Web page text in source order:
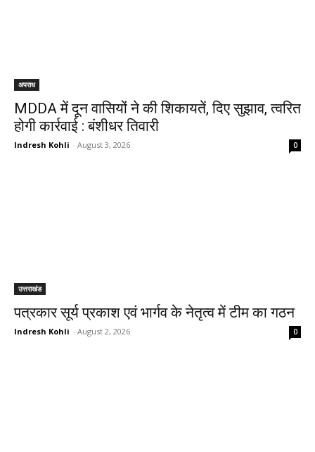
अपराध
MDDA में दून वासियों ने की शिकायतें, दिए सुझाव, त्वरित
होगी कार्रवाई : बंशीधर तिवारी
Indresh Kohli - August 3, 2026 0
उत्तराखंड
पत्रकार सूर्य प्रकाश एवं भार्गव के नेतृत्व में टीम का गठन
Indresh Kohli - August 2, 2026 0